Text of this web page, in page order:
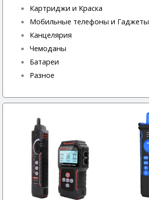
Картриджи и Краска
Мобильные телефоны и Гаджеты
Канцелярия
Чемоданы
Батареи
Разное